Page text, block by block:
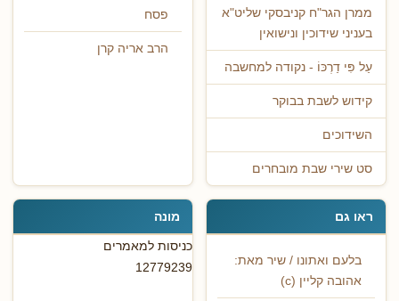
ממרן הגר"ח קניבסקי שליט"א
בעניני שידוכין ונישואין
עַל פִּי דַרְכּוֹ - נקודה למחשבה
קידוש לשבת בבוקר
השידוכים
סט שירי שבת מובחרים
פסח
הרב אריה קרן
ראו גם
בלעם ואתונו / שיר מאת:
אהובה קליין (c)
מונה
כניסות למאמרים
12779239